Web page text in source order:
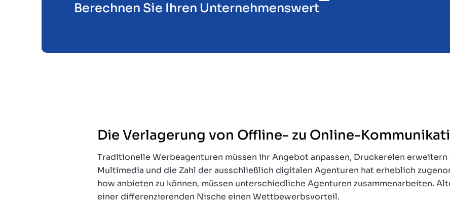
Berechnen Sie Ihren Unternehmenswert
Die Verlagerung von Offline- zu Online-
Traditionelle Werbeagenturen müssen ihr Angebot anpassen, Druckereien
Multimedia und die Zahl der ausschließlich digitalen Agenturen hat erheblich
how anbieten zu können, müssen unterschiedliche Agenturen zusammenarbeiten.
einer differenzierenden Nische einen Wettbewerbsvorteil.